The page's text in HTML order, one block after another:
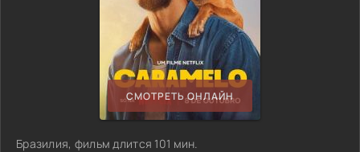
СМОТРЕТЬ ОНЛАЙН
Бразилия, фильм длится 101 мин.